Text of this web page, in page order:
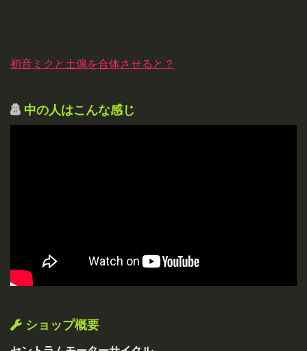
初音ミクと土偶を合体させると？
中の人はこんな感じ
ショップ概要